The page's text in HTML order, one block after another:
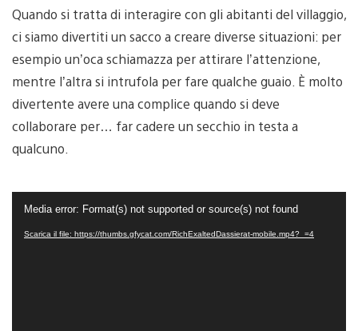
Quando si tratta di interagire con gli abitanti del villaggio,
ci siamo divertiti un sacco a creare diverse situazioni: per
esempio un’oca schiamazza per attirare l’attenzione,
mentre l’altra si intrufola per fare qualche guaio. È molto
divertente avere una complice quando si deve
collaborare per… far cadere un secchio in testa a
qualcuno.
Player
Media error: Format(s) not supported or source(s) not found
Scarica il file: https://thumbs.gfycat.com/RichExaltedDassierat-mobile.mp4?_=4